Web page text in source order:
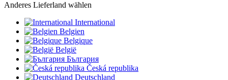
Anderes Lieferland wählen
International
Belgien
Belgique
België
България
Česká republika
Deutschland